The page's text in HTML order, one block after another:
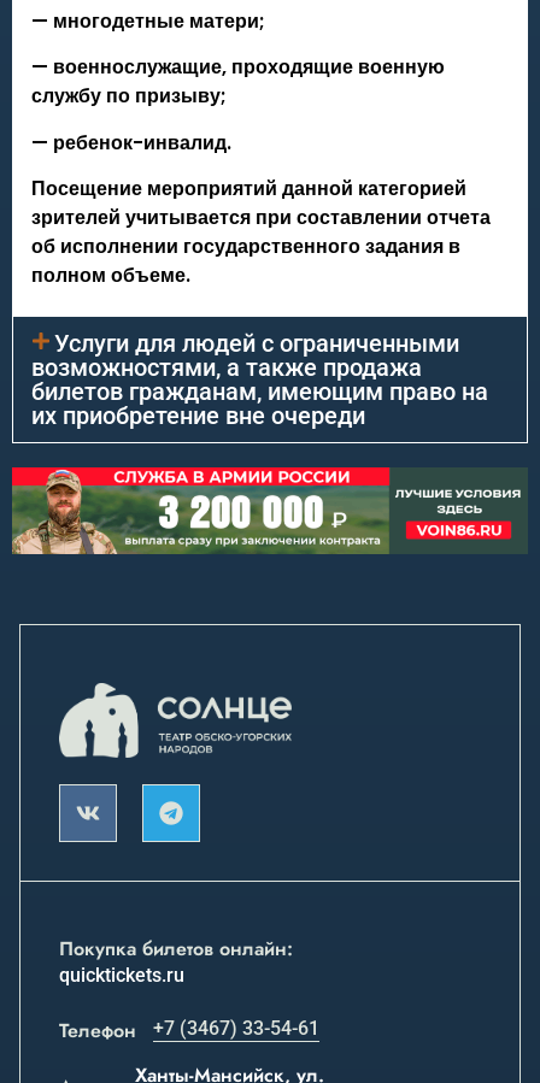
— многодетные матери;
— военнослужащие, проходящие военную
службу по призыву;
— ребенок-инвалид.
Посещение мероприятий данной категорией
зрителей учитывается при составлении отчета
об исполнении государственного задания в
полном объеме.
Услуги для людей с ограниченными
возможностями, а также продажа
билетов гражданам, имеющим право на
их приобретение вне очереди
Покупка билетов онлайн:
quicktickets.ru
Телефон +7 (3467) 33-54-61
Ханты-Мансийск, ул.